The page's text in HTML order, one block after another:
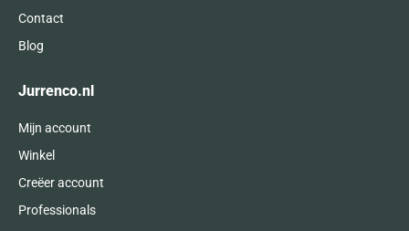
Contact
Blog
Jurrenco.nl
Mijn account
Winkel
Creëer account
Professionals